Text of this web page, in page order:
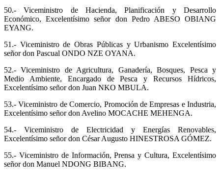
50.- Viceministro de Hacienda, Planificación y Desarrollo
Económico, Excelentísimo señor don Pedro ABESO OBIANG
EYANG.
51.- Viceministro de Obras Públicas y Urbanismo Excelentísimo
señor don Pascual ONDO NZE OYANA.
52.- Viceministro de Agricultura, Ganadería, Bosques, Pesca y
Medio Ambiente, Encargado de Pesca y Recursos Hídricos,
Excelentísimo señor don Juan NKO MBULA.
53.- Viceministro de Comercio, Promoción de Empresas e Industria,
Excelentísimo señor don Avelino MOCACHE MEHENGA.
54.- Viceministro de Electricidad y Energías Renovables,
Excelentísimo señor don César Augusto HINESTROSA GÓMEZ.
55.- Viceministro de Información, Prensa y Cultura, Excelentísimo
señor don Manuel NDONG BIBANG.